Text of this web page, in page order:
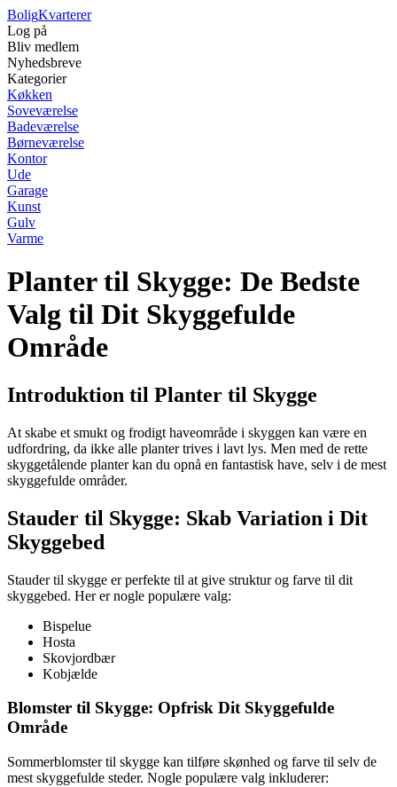
BoligKvarterer
Log på
Bliv medlem
Nyhedsbreve
Kategorier
Køkken
Soveværelse
Badeværelse
Børneværelse
Kontor
Ude
Garage
Kunst
Gulv
Varme
Planter til Skygge: De Bedste
Valg til Dit Skyggefulde
Område
Introduktion til Planter til Skygge
At skabe et smukt og frodigt haveområde i skyggen kan være en
udfordring, da ikke alle planter trives i lavt lys. Men med de rette
skyggetålende planter kan du opnå en fantastisk have, selv i de mest
skyggefulde områder.
Stauder til Skygge: Skab Variation i Dit
Skyggebed
Stauder til skygge er perfekte til at give struktur og farve til dit
skyggebed. Her er nogle populære valg:
Bispelue
Hosta
Skovjordbær
Kobjælde
Blomster til Skygge: Opfrisk Dit Skyggefulde
Område
Sommerblomster til skygge kan tilføre skønhed og farve til selv de
mest skyggefulde steder. Nogle populære valg inkluderer: